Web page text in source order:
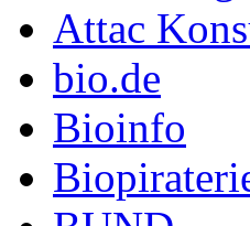
Attac
bio.de
Bioinfo